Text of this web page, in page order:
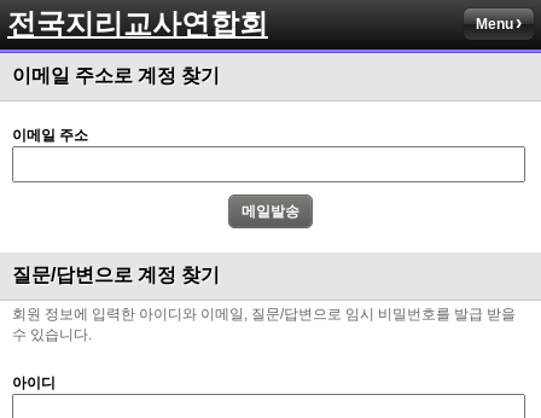
전국지리교사연합회 Menu
이메일 주소로 계정 찾기
이메일 주소
질문/답변으로 계정 찾기
회원 정보에 입력한 아이디와 이메일, 질문/답변으로 임시 비밀번호를 발급 받을
수 있습니다.
아이디